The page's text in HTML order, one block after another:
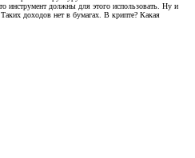
инструмент должны для этого использовать. Ну и
доходов нет в бумагах. В крипте? Какая